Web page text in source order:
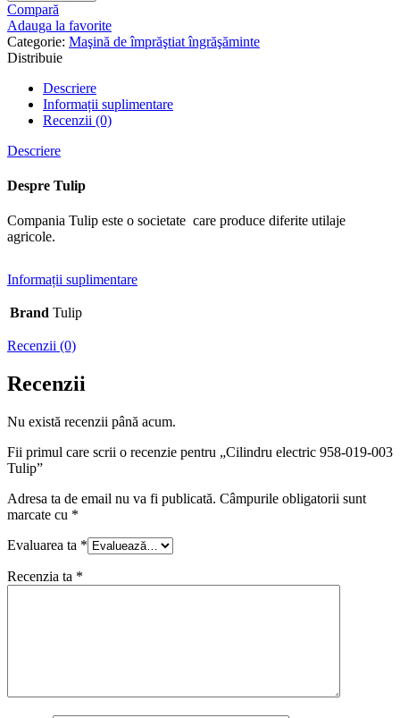
Compară
Adauga la favorite
Categorie: Maşină de împrăştiat îngrăşăminte
Distribuie
Descriere
Informații suplimentare
Recenzii (0)
Descriere
Despre Tulip
Compania Tulip este o societate care produce diferite utilaje
agricole.
Informații suplimentare
Brand Tulip
Recenzii (0)
Recenzii
Nu există recenzii până acum.
Fii primul care scrii o recenzie pentru „Cilindru electric 958-019-003
Tulip”
Adresa ta de email nu va fi publicată. Câmpurile obligatorii sunt
marcate cu *
Evaluarea ta *
Recenzia ta *